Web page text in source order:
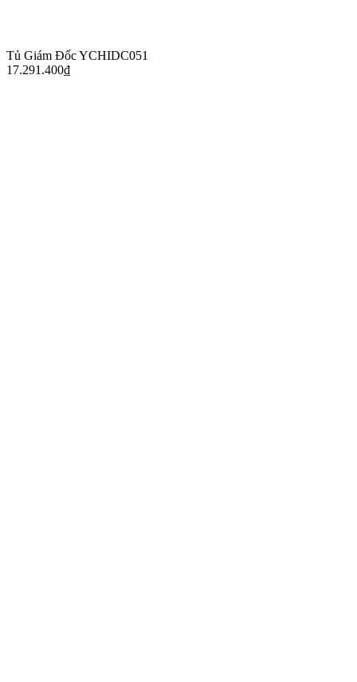
Tủ Giám Đốc YCHIDC051
17.291.400₫